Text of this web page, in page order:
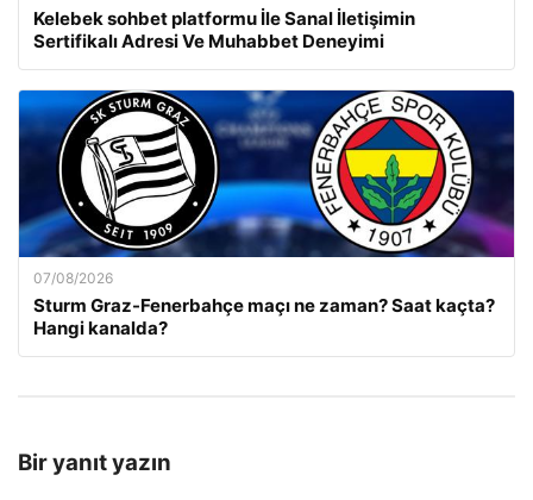
Kelebek sohbet platformu İle Sanal İletişimin
Sertifikalı Adresi Ve Muhabbet Deneyimi
07/08/2026
Sturm Graz-Fenerbahçe maçı ne zaman? Saat kaçta?
Hangi kanalda?
Bir yanıt yazın